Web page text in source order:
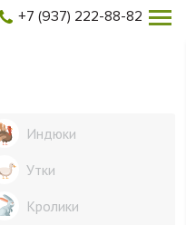
+7 (937) 222-88-82
Индюки
Утки
Кролики